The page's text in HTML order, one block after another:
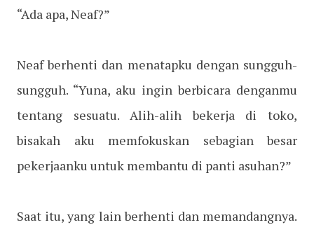
“Ada apa, Neaf?”
Neaf berhenti dan menatapku dengan sungguh-
sungguh. “Yuna, aku ingin berbicara denganmu
tentang sesuatu. Alih-alih bekerja di toko,
bisakah aku memfokuskan sebagian besar
pekerjaanku untuk membantu di panti asuhan?”
Saat itu, yang lain berhenti dan memandangnya.